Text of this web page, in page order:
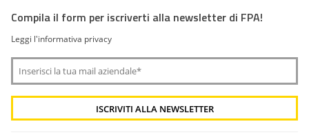
Compila il form per iscriverti alla newsletter di FPA!
Leggi l'informativa privacy